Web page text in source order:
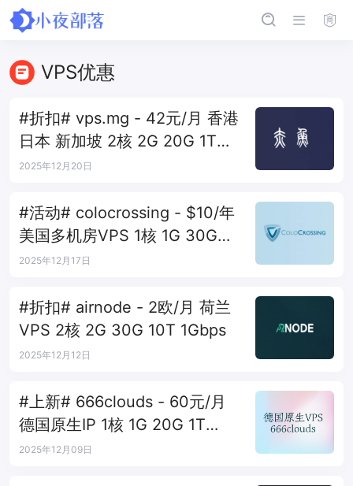
VPS优惠
#折扣# vps.mg - 42元/月 香港
日本 新加坡 2核 2G 20G 1T
100M
2025年12月20日
#活动# colocrossing - $10/年
美国多机房VPS 1核 1G 30G
40T 1Gbps
2025年12月17日
#折扣# airnode - 2欧/月 荷兰
VPS 2核 2G 30G 10T 1Gbps
2025年12月12日
#上新# 666clouds - 60元/月
德国原生IP 1核 1G 20G 1T
1Gbps
2025年12月09日